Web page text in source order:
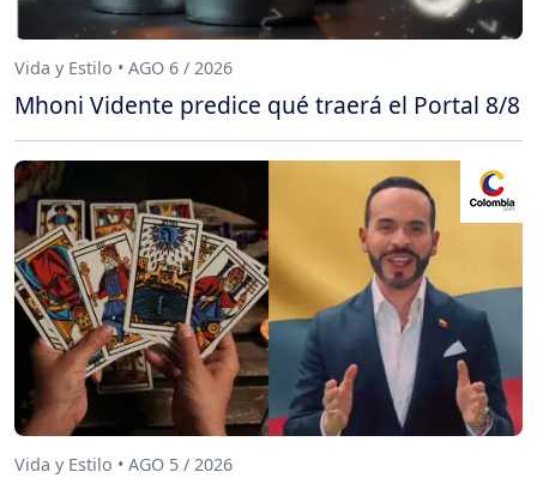
Vida y Estilo • AGO 6 / 2026
Mhoni Vidente predice qué traerá el Portal 8/8
Vida y Estilo • AGO 5 / 2026